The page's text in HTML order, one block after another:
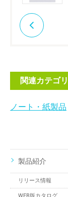
関連カテゴリ
ノート・紙製品
製品紹介
リリース情報